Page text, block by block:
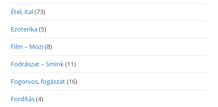
Étel, ital(73)
Ezoterika(5)
Film – Mozi(8)
Fodrászat – Smink(11)
Fogorvos, fogászat(16)
Fordítás(4)